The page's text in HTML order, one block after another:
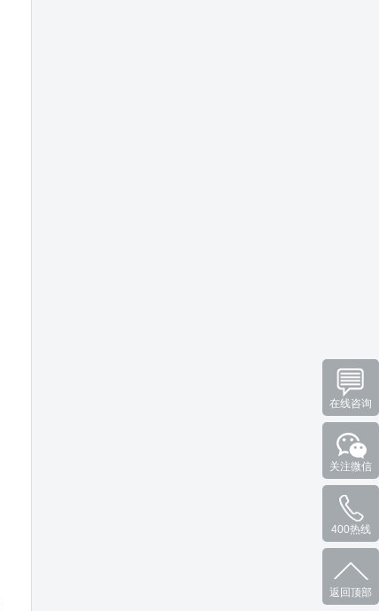
在线咨询
关注微信
400热线
返回顶部